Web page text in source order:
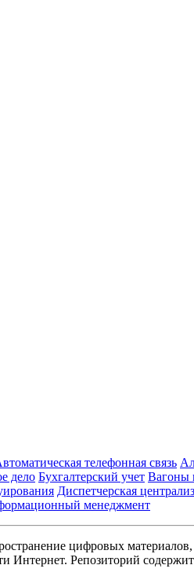
телефонная связь
дело Бухгалтерский учет Вагоны
Диспетчерская
менеджмент
цифровых
Репозиторий